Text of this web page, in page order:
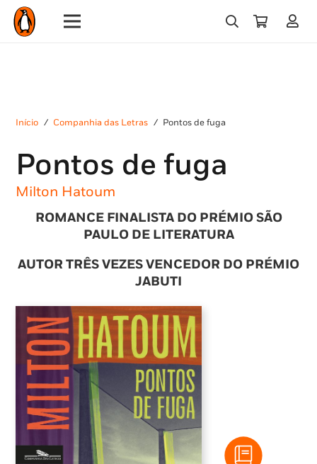
Início / Companhia das Letras / Pontos de fuga
Pontos de fuga
Milton Hatoum
ROMANCE FINALISTA DO PRÉMIO SÃO
PAULO DE LITERATURA
AUTOR TRÊS VEZES VENCEDOR DO PRÉMIO
JABUTI